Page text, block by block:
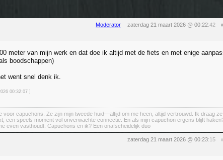
Moderator zaterdag 21 maart 2026 @ 00:22:42
meter van mijn werk en dat doe ik altijd met de fiets en met enige
boodschappen)
went snel denk ik.
00:32:07 ]
capuchons. Ze zijn mijn tweede huid—altijd om me heen, altijd vertrouwd. Ik draag ze
een speels moment vol onverwachte connectie. En als mijn capuchon ergens blijft
even vasthoudt. Capuchons en ik? Een onafscheidelijk duo
zaterdag 21 maart 2026 @ 00:23:15